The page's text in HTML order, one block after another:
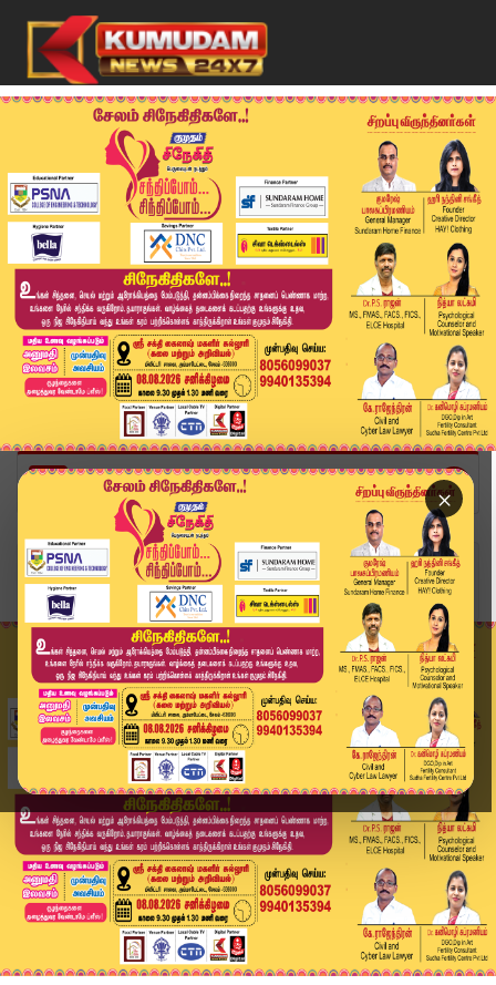
×
Home
வீடியோ ஸ்டோரி
"தமிழ்நாட்டை தலைகுனிய விடமாட்டோம்" - முதலமைச்சர...